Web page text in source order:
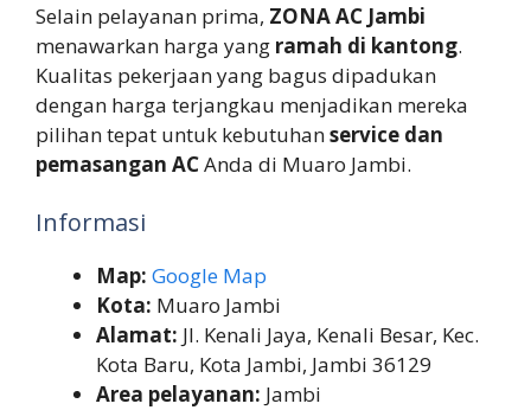
Selain pelayanan prima, ZONA AC Jambi
menawarkan harga yang ramah di kantong.
Kualitas pekerjaan yang bagus dipadukan
dengan harga terjangkau menjadikan mereka
pilihan tepat untuk kebutuhanservice dan
pemasangan ACAnda di Muaro Jambi.
Informasi
Map: Google Map
Kota: Muaro Jambi
Alamat: Jl. Kenali Jaya, Kenali Besar, Kec.
Kota Baru, Kota Jambi, Jambi 36129
Area pelayanan: Jambi